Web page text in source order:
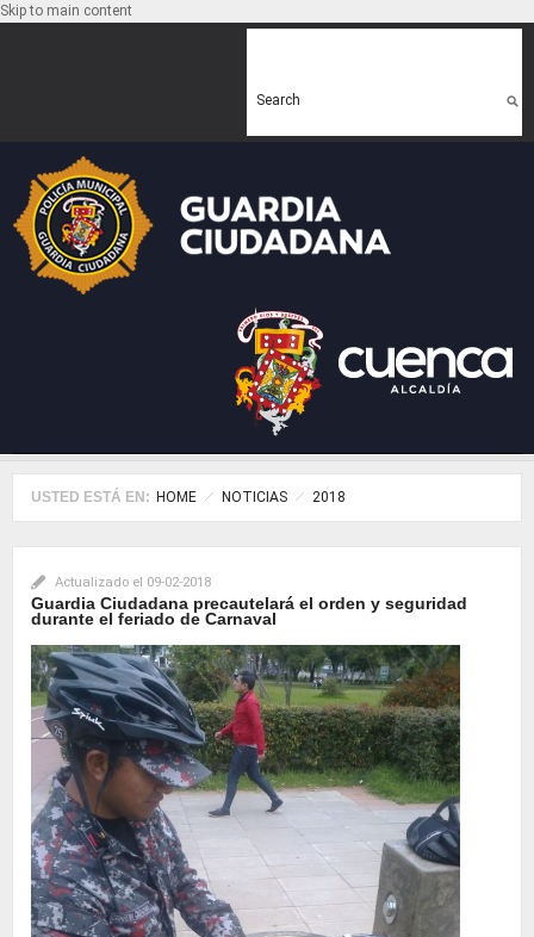
Skip to main content
Search
USTED ESTÁ EN: HOME NOTICIAS 2018
Actualizado el 09-02-2018
Guardia Ciudadana precautelará el orden y seguridad
durante el feriado de Carnaval